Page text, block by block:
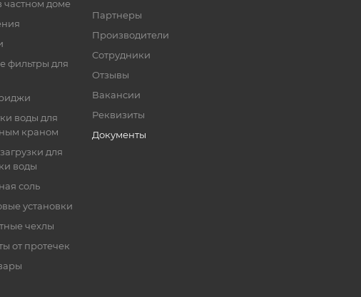
частном доме
фильтры для
воды для
краном
для
воды
соль
установки
чехлы
от протечек
Партнеры
Производители
Сотрудники
Отзывы
Вакансии
Реквизиты
Документы